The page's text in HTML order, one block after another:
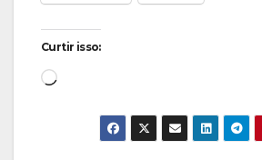
Curtir isso:
Carregando...